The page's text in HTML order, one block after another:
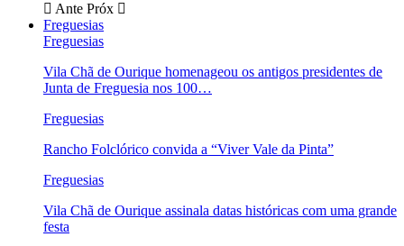
Ante Próx
Freguesias
Freguesias
Vila Chã de Ourique homenageou os antigos presidentes de
Junta de Freguesia nos 100…
Freguesias
Rancho Folclórico convida a “Viver Vale da Pinta”
Freguesias
Vila Chã de Ourique assinala datas históricas com uma grande
festa